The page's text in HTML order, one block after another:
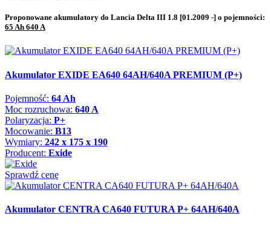
Proponowane akumulatory do Lancia Delta III 1.8 [01.2009 -] o pojemności:
65 Ah 640 A
Akumulator EXIDE EA640 64AH/640A PREMIUM (P+)
Pojemność: 64 Ah
Moc rozruchowa: 640 A
Polaryzacja: P+
Mocowanie: B13
Wymiary: 242 x 175 x 190
Producent: Exide
Sprawdź cenę
Akumulator CENTRA CA640 FUTURA P+ 64AH/640A